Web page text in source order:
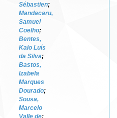
Sébastien;
Mandacaru,
Samuel
Coelho;
Bentes,
Kaio Luís
da Silva;
Bastos,
Izabela
Marques
Dourado;
Sousa,
Marcelo
Valle de;